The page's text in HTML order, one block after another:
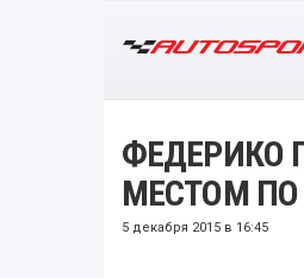
ФЕДЕРИКО
МЕСТОМ ПО
5 декабря 2015 в 16:45